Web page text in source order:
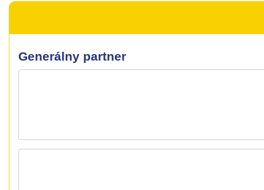
Generálny partner